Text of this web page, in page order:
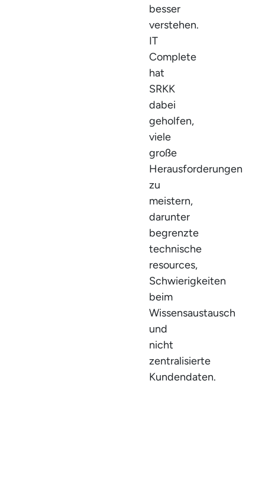
besser
verstehen.
IT
Complete
hat
SRKK
dabei
geholfen,
viele
große
Herausforderungen
zu
meistern,
darunter
begrenzte
technische
resources,
Schwierigkeiten
beim
Wissensaustausch
und
nicht
zentralisierte
Kundendaten.